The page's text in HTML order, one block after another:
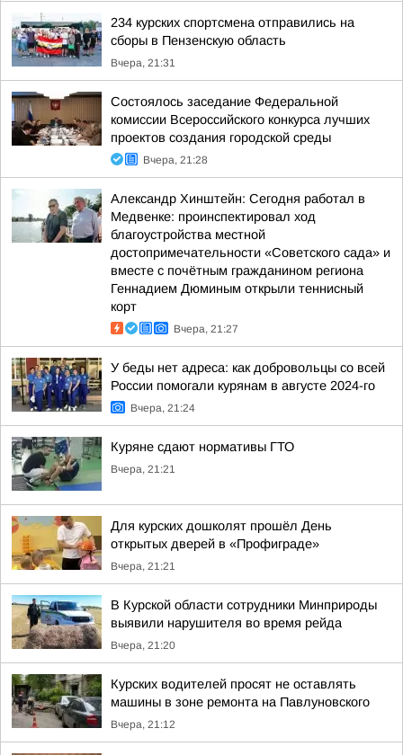
234 курских спортсмена отправились на
сборы в Пензенскую область
Вчера, 21:31
Состоялось заседание Федеральной
комиссии Всероссийского конкурса лучших
проектов создания городской среды
Вчера, 21:28
Александр Хинштейн: Сегодня работал в
Медвенке: проинспектировал ход
благоустройства местной
достопримечательности «Советского сада» и
вместе с почётным гражданином региона
Геннадием Дюминым открыли теннисный
корт
Вчера, 21:27
У беды нет адреса: как добровольцы со всей
России помогали курянам в августе 2024-го
Вчера, 21:24
Куряне сдают нормативы ГТО
Вчера, 21:21
Для курских дошколят прошёл День
открытых дверей в «Профиграде»
Вчера, 21:21
В Курской области сотрудники Минприроды
выявили нарушителя во время рейда
Вчера, 21:20
Курских водителей просят не оставлять
машины в зоне ремонта на Павлуновского
Вчера, 21:12